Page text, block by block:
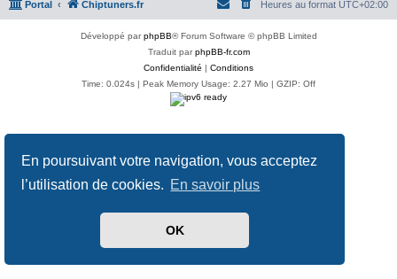
En poursuivant votre navigation, vous acceptez
l’utilisation de cookies. En savoir plus
OK
Portal Chiptuners.fr Heures au format UTC+02:00
Développé parphpBB® Forum Software © phpBB Limited
Traduit parphpBB-fr.com
Confidentialité | Conditions
Time: 0.024s | Peak Memory Usage: 2.27 Mio | GZIP: Off